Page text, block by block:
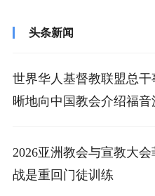
头条新闻
世界华人基督教联盟总
晰地向中国教会介绍福音
2026亚洲教会与宣教大
战是重回门徒训练